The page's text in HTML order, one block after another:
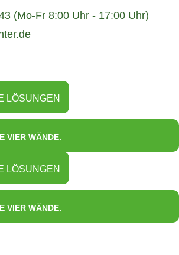
(Mo-Fr 8:00 Uhr - 17:00 Uhr)
LÖSUNGEN
VIER WÄNDE.
LÖSUNGEN
VIER WÄNDE.